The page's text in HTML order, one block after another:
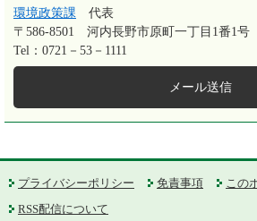
環境政策課
代表
〒586-8501
河内長野市原町一丁目1番1
Tel：0721－53－1111
メール送信
プライバシーポリシー 免責事項
この
RSS配信について